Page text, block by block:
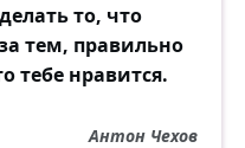
то, что
тем, правильно
тебе нравится.
Антон Чехов